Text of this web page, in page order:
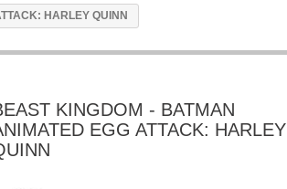
HARLEY QUINN
KINGDOM - BATMAN
EGG ATTACK: HARLEY